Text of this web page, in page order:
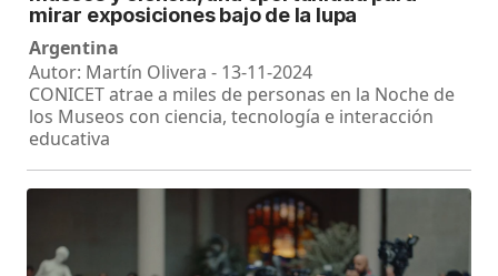
mirar exposiciones bajo de la lupa
Argentina
Autor: Martín Olivera - 13-11-2024
CONICET atrae a miles de personas en la Noche de
los Museos con ciencia, tecnología e interacción
educativa